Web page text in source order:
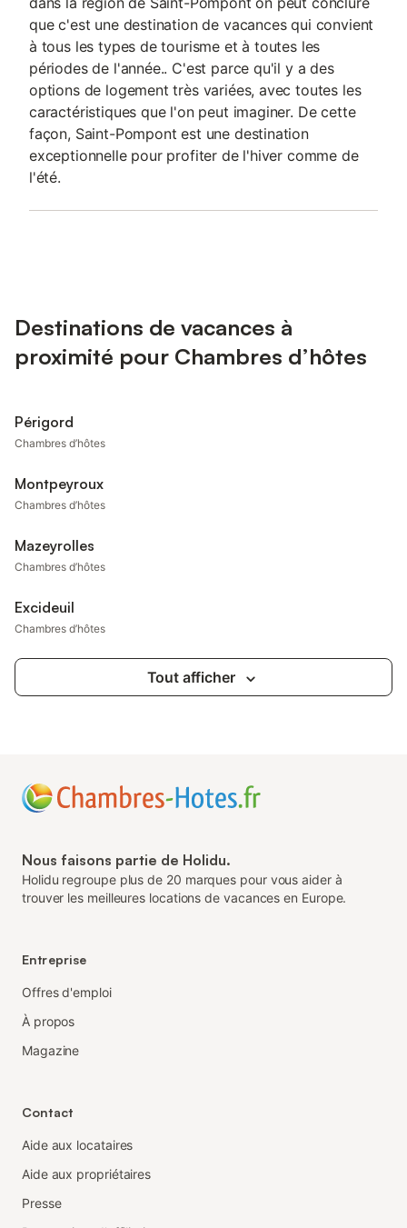
que c'est une destination de vacances qui convient
à tous les types de tourisme et à toutes les
périodes de l'année.. C'est parce qu'il y a des
options de logement très variées, avec toutes les
caractéristiques que l'on peut imaginer. De cette
façon, Saint-Pompont est une destination
exceptionnelle pour profiter de l'hiver comme de
l'été.
Destinations de vacances à
proximité pour Chambres d’hôtes
Périgord
Chambres d’hôtes
Montpeyroux
Chambres d’hôtes
Mazeyrolles
Chambres d’hôtes
Excideuil
Chambres d’hôtes
Tout afficher
Nous faisons partie de Holidu.
Holidu regroupe plus de 20 marques pour vous aider à
trouver les meilleures locations de vacances en Europe.
Entreprise
Offres d'emploi
À propos
Magazine
Contact
Aide aux locataires
Aide aux propriétaires
Presse